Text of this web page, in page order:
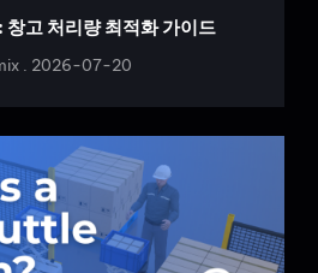
창고 처리량 최적화 가이드
2026-07-20